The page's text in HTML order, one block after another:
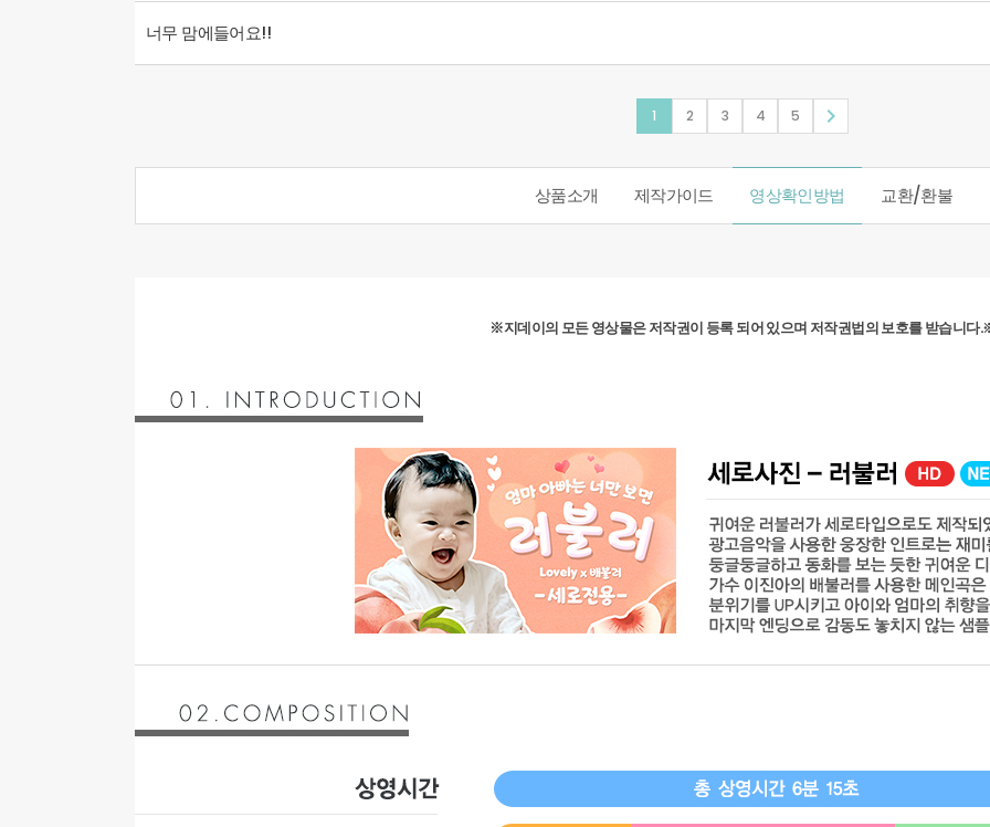
너무 맘에들어요!!
1 2 3 4 5 
상품소개 제작가이드 영상확인방법 교환/환불
※지데이의 모든 영상물은 저작권이 등록 되어 있으며 저작권법의 보호를 받습니다.